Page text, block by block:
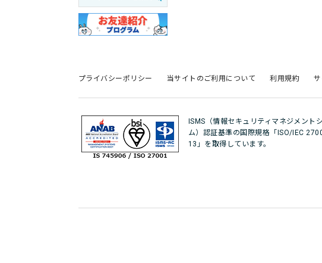
プライバシーポリシー 当サイトのご利用について 利用規約
ISMS（情報セキュリティマネジメント
ム）認証基準の国際規格「ISO/IEC
13」を取得しています。